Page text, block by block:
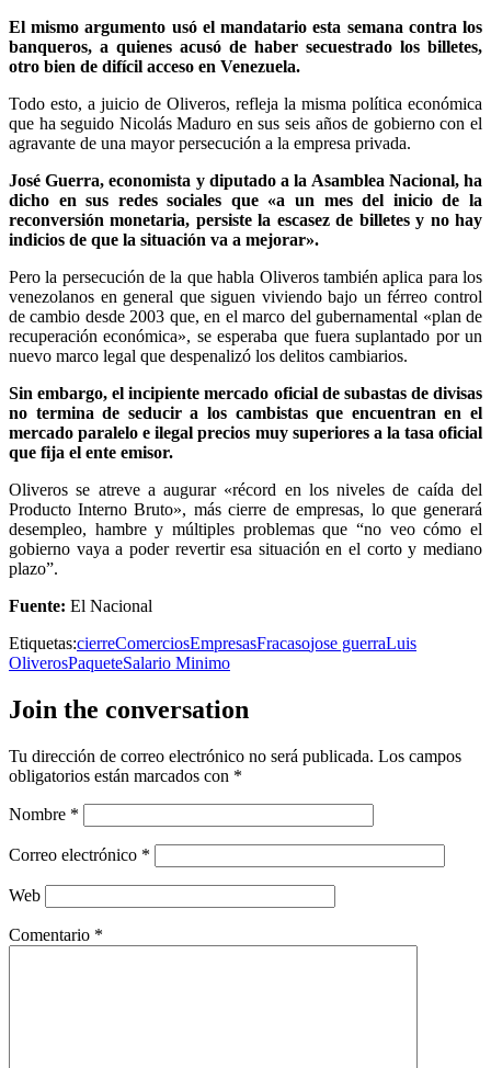
El mismo argumento usó el mandatario esta semana contra los
banqueros, a quienes acusó de haber secuestrado los billetes,
otro bien de difícil acceso en Venezuela.
Todo esto, a juicio de Oliveros, refleja la misma política económica
que ha seguido Nicolás Maduro en sus seis años de gobierno con el
agravante de una mayor persecución a la empresa privada.
José Guerra, economista y diputado a la Asamblea Nacional, ha
dicho en sus redes sociales que «a un mes del inicio de la
reconversión monetaria, persiste la escasez de billetes y no hay
indicios de que la situación va a mejorar».
Pero la persecución de la que habla Oliveros también aplica para los
venezolanos en general que siguen viviendo bajo un férreo control
de cambio desde 2003 que, en el marco del gubernamental «plan de
recuperación económica», se esperaba que fuera suplantado por un
nuevo marco legal que despenalizó los delitos cambiarios.
Sin embargo, el incipiente mercado oficial de subastas de divisas
no termina de seducir a los cambistas que encuentran en el
mercado paralelo e ilegal precios muy superiores a la tasa oficial
que fija el ente emisor.
Oliveros se atreve a augurar «récord en los niveles de caída del
Producto Interno Bruto», más cierre de empresas, lo que generará
desempleo, hambre y múltiples problemas que “no veo cómo el
gobierno vaya a poder revertir esa situación en el corto y mediano
plazo”.
Fuente: El Nacional
Etiquetas:cierreComerciosEmpresasFracasojose guerraLuis
OliverosPaqueteSalario Minimo
Join the conversation
Tu dirección de correo electrónico no será publicada. Los campos
obligatorios están marcados con *
Nombre *
Correo electrónico *
Web
Comentario *